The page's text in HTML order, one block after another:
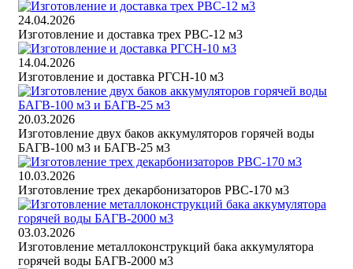
24.04.2026
Изготовление и доставка трех РВС-12 м3
14.04.2026
Изготовление и доставка РГСН-10 м3
20.03.2026
Изготовление двух баков аккумуляторов горячей воды
БАГВ-100 м3 и БАГВ-25 м3
10.03.2026
Изготовление трех декарбонизаторов РВС-170 м3
03.03.2026
Изготовление металлоконструкций бака аккумулятора
горячей воды БАГВ-2000 м3